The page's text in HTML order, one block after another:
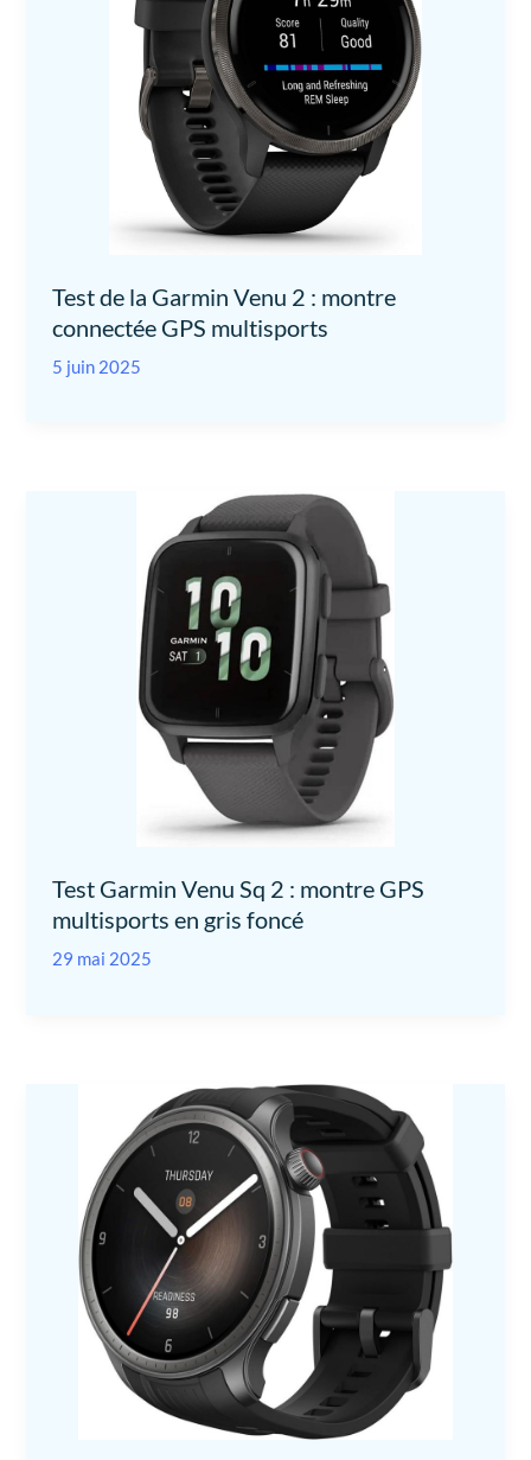
Test de la Garmin Venu 2 : montre
connectée GPS multisports
5 juin 2025
Test Garmin Venu Sq 2 : montre GPS
multisports en gris foncé
29 mai 2025